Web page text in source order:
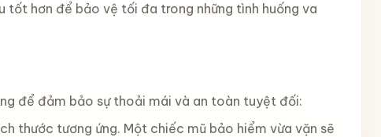
hơn để bảo vệ tối đa trong những tình huống va
để đảm bảo sự thoải mái và an toàn tuyệt đối:
thước tương ứng. Một chiếc mũ bảo hiểm vừa vặn sẽ